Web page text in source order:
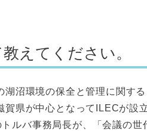
えてください。
湖沼環境の保全と管理に関す
県が中心となってILECが設
ルバ事務局長が、「会議の世